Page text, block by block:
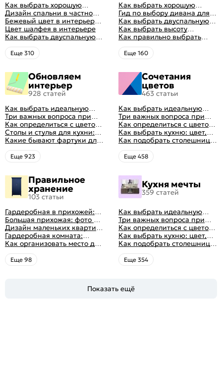
Как выбрать хорошую
кровать для сна
Дизайн спальни в частном
доме: множество идей
оформления идеальных
интерьеров
Бежевый цвет в интерьере
спальни 2024, 40 красивых
интерьеров с фото
Цвет шалфея в интерьере
Как выбрать двуспальную
кровать и матрас
правильно: советы и фото в
интерьере
Eще 310
Как выбрать хорошую
кровать для сна
Гид по выбору дивана для
сна
Как выбрать двуспальную
кровать и матрас
правильно: советы и фото в
интерьере
Как выбрать высоту
матраса
Как правильно выбрать
ортопедический матрас
Eще 160
Обновляем
интерьер
928 статей
Как выбрать идеальную
планировку для кухни
Три важных вопроса при
выборе кухни: готовка,
посуда, комфорт
Как определиться с цветом
кухни: светлые, темные,
яркие
Столы и стулья для кухни:
советы по выбору
Какие бывают фартуки для
кухни: как правильно
выбрать
Eще 923
Сочетания
цветов
463 статьи
Как выбрать идеальную
планировку для кухни
Три важных вопроса при
выборе кухни: готовка,
посуда, комфорт
Как определиться с цветом
кухни: светлые, темные,
яркие
Как выбрать кухню: цвет,
планировка, аксессуары
Как подобрать столешницу
для кухни по цвету
Eще 458
Правильное
хранение
103 статьи
Гардеробная в прихожей:
виды, фото в интерьере,
идеи дизайна
Большая прихожая: фото с
функциональным
распределением дизайна
Дизайн маленьких квартир:
10 идей для дизайна
интерьера с фото
Гардеробная комната:
дизайн, планировка, советы
по обустройству,
распространенные ошибки
Как организовать место для
хранения на балконе
Eще 98
Кухня мечты
359 статей
Как выбрать идеальную
планировку для кухни
Три важных вопроса при
выборе кухни: готовка,
посуда, комфорт
Как определиться с цветом
кухни: светлые, темные,
яркие
Как выбрать кухню: цвет,
планировка, аксессуары
Как подобрать столешницу
для кухни по цвету
Eще 354
Показать ещё